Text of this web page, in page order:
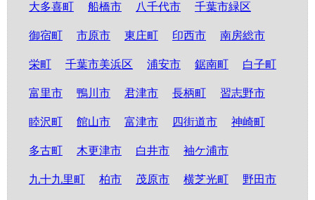
大多喜町 船橋市 八千代市 千葉市緑区
御宿町 市原市 東庄町 印西市 南房総市
栄町 千葉市美浜区 浦安市 鋸南町 白子町
富里市 鴨川市 君津市 長柄町 習志野市
睦沢町 館山市 富津市 四街道市 神崎町
多古町 木更津市 白井市 袖ケ浦市
九十九里町 柏市 茂原市 横芝光町 野田市